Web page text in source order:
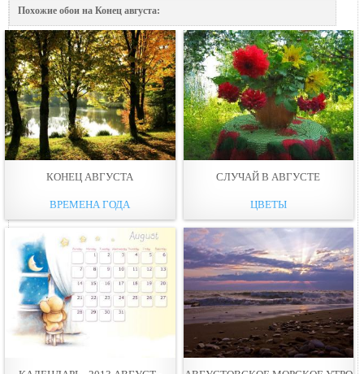
Похожие обои на Конец августа:
КОНЕЦ АВГУСТА
ВРЕМЕНА ГОДА
СЛУЧАЙ В АВГУСТЕ
ЦВЕТЫ